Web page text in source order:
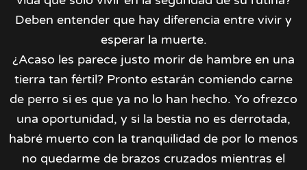
Deben entender que hay diferencia entre vivir y
esperar la muerte.
¿Acaso les parece justo morir de hambre en una
tierra tan fértil? Pronto estarán comiendo carne
de perro si es que ya no lo han hecho. Yo ofrezco
una oportunidad, y si la bestia no es derrotada,
habré muerto con la tranquilidad de por lo menos
no quedarme de brazos cruzados mientras el